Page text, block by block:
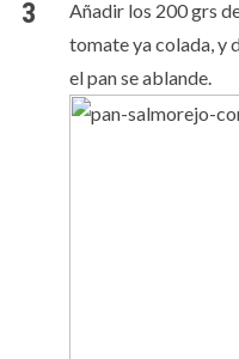
Añadir los 200 grs
tomate ya colada, y
el pan se ablande.